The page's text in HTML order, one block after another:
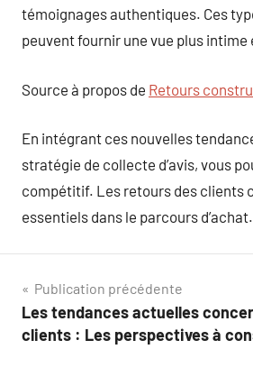
témoignages authentiques. Ces
peuvent fournir une vue plus
Source à propos de Retours
En intégrant ces nouvelles
stratégie de collecte d’avis, vous
compétitif. Les retours des clients
essentiels dans le parcours d’achat.
Navigation
de
Publication précédente
Les tendances actuelles
clients : Les perspectives à